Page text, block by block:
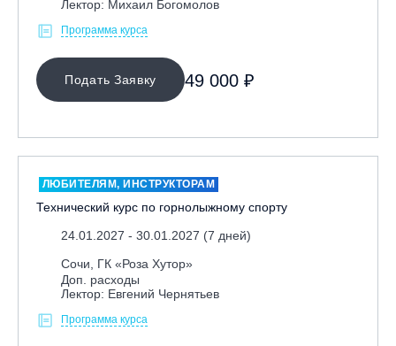
Лектор: Михаил Богомолов
Программа курса
Подать Заявку 49 000 ₽
ЛЮБИТЕЛЯМ, ИНСТРУКТОРАМ
Технический курс по горнолыжному спорту
24.01.2027 - 30.01.2027 (7 дней)
Сочи, ГК «Роза Хутор»
Доп. расходы
Лектор: Евгений Чернятьев
Программа курса